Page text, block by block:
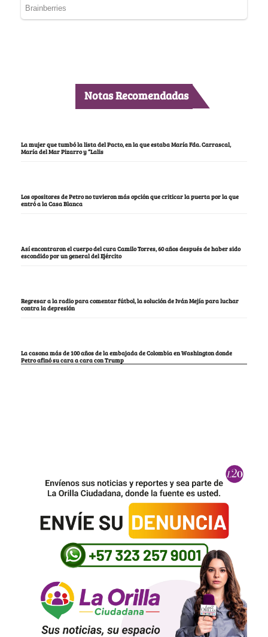
Notas Recomendadas
La mujer que tumbó la lista del Pacto, en la que estaba María Fda. Carrascal,
María del Mar Pizarro y “Lalis
Los opositores de Petro no tuvieron más opción que criticar la puerta por la que
entró a la Casa Blanca
Así encontraron el cuerpo del cura Camilo Torres, 60 años después de haber sido
escondido por un general del Ejército
Regresar a la radio para comentar fútbol, la solución de Iván Mejía para luchar
contra la depresión
La casona más de 100 años de la embajada de Colombia en Washington donde
Petro afinó su cara a cara con Trump